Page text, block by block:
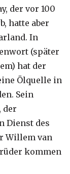
der vor 100
hatte aber
In
(später
hat der
Ölquelle in
Sein
der
Dienst des
Willem van
kommen